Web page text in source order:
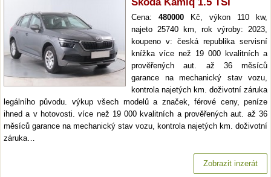
Cena: 480000 Kč, výkon 110 kw,
najeto 25740 km, rok výroby: 2023,
koupeno v: česká republika servisní
knížka více než 19 000 kvalitních a
prověřených aut. až 36 měsíců
garance na mechanický stav vozu,
kontrola najetých km. doživotní záruka
legálního původu. výkup všech modelů a značek, férové ceny, peníze
ihned a v hotovosti. více než 19 000 kvalitních a prověřených aut. až 36
měsíců garance na mechanický stav vozu, kontrola najetých km. doživotní
záruka…
Zobrazit inzerát